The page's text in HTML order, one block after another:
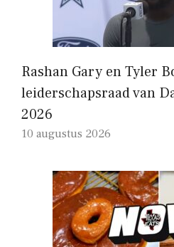
Rashan Gary en Tyler
leiderschapsraad van
2026
10 augustus 2026